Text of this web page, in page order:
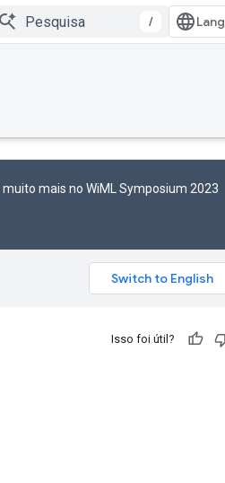
/
mais no WiML Symposium 2023
Isso foi útil?